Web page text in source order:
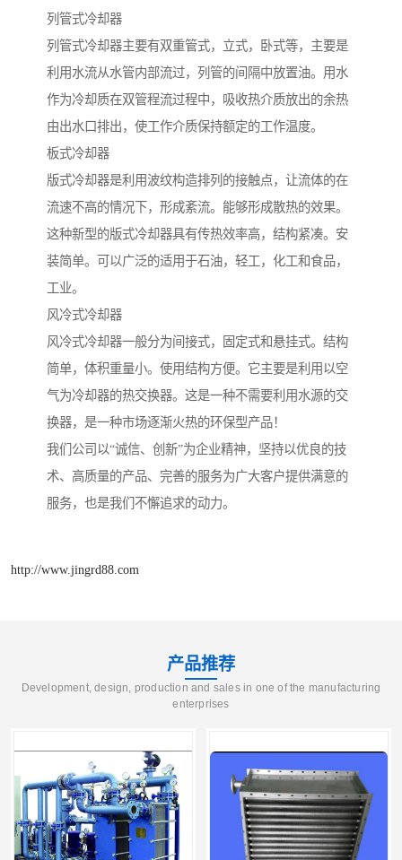
列管式冷却器
列管式冷却器主要有双重管式，立式，卧式等，主要是
利用水流从水管内部流过，列管的间隔中放置油。用水
作为冷却质在双管程流过程中，吸收热介质放出的余热
由出水口排出，使工作介质保持额定的工作温度。
板式冷却器
版式冷却器是利用波纹构造排列的接触点，让流体的在
流速不高的情况下，形成紊流。能够形成散热的效果。
这种新型的版式冷却器具有传热效率高，结构紧凑。安
装简单。可以广泛的适用于石油，轻工，化工和食品，
工业。
风冷式冷却器
风冷式冷却器一般分为间接式，固定式和悬挂式。结构
简单，体积重量小。使用结构方便。它主要是利用以空
气为冷却器的热交换器。这是一种不需要利用水源的交
换器，是一种市场逐渐火热的环保型产品！
我们公司以“诚信、创新”为企业精神，坚持以优良的技
术、高质量的产品、完善的服务为广大客户提供满意的
服务，也是我们不懈追求的动力。
http://www.jingrd88.com
产品推荐
Development, design, production and sales in one of the manufacturing
enterprises